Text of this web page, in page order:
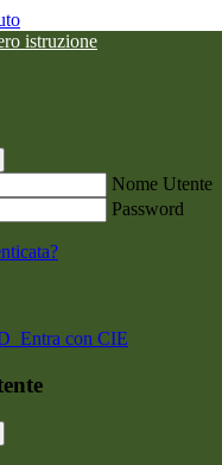
Nome Utente
Password
Entra con CIE